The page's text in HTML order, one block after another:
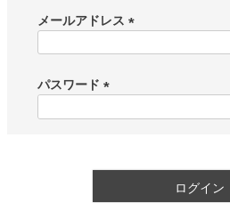
メールアドレス
)
パスワード
ログイン